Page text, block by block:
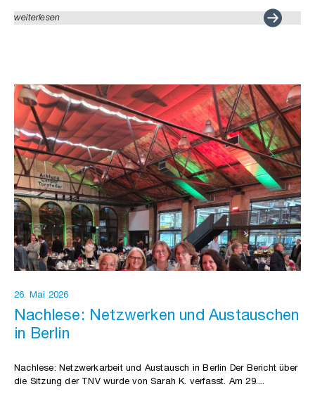
weiterlesen
26. Mai 2026
Nachlese: Netzwerken und Austauschen
in Berlin
Nachlese: Netzwerkarbeit und Austausch in Berlin Der Bericht über
die Sitzung der TNV wurde von Sarah K. verfasst. Am 29....